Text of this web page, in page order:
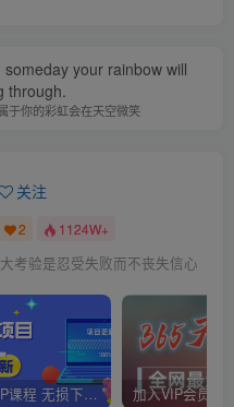
your rainbow will
through.
于你的彩虹会在天空微笑
关注
2 1124W+
考验是忍受失败而不丧失信心
全网VIP课程 无损下载~